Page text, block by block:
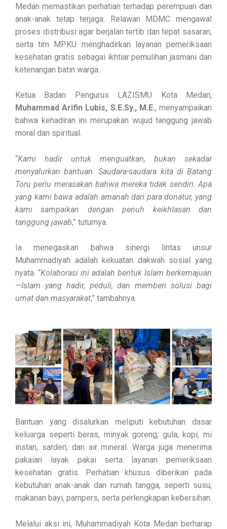
Medan memastikan perhatian terhadap perempuan dan
anak-anak tetap terjaga. Relawan MDMC mengawal
proses distribusi agar berjalan tertib dan tepat sasaran,
serta tim MPKU menghadirkan layanan pemeriksaan
kesehatan gratis sebagai ikhtiar pemulihan jasmani dan
ketenangan batin warga.
Ketua Badan Pengurus LAZISMU Kota Medan,
Muhammad Arifin Lubis, S.E.Sy., M.E., menyampaikan
bahwa kehadiran ini merupakan wujud tanggung jawab
moral dan spiritual.
“Kami hadir untuk menguatkan, bukan sekadar
menyalurkan bantuan. Saudara-saudara kita di Batang
Toru perlu merasakan bahwa mereka tidak sendiri. Apa
yang kami bawa adalah amanah dari para donatur, yang
kami sampaikan dengan penuh keikhlasan dan
tanggung jawab,” tuturnya.
Ia menegaskan bahwa sinergi lintas unsur
Muhammadiyah adalah kekuatan dakwah sosial yang
nyata. “Kolaborasi ini adalah bentuk Islam berkemajuan
—Islam yang hadir, peduli, dan memberi solusi bagi
umat dan masyarakat,” tambahnya.
Bantuan yang disalurkan meliputi kebutuhan dasar
keluarga seperti beras, minyak goreng, gula, kopi, mi
instan, sarden, dan air mineral. Warga juga menerima
pakaian layak pakai serta layanan pemeriksaan
kesehatan gratis. Perhatian khusus diberikan pada
kebutuhan anak-anak dan rumah tangga, seperti susu,
makanan bayi, pampers, serta perlengkapan kebersihan.
Melalui aksi ini, Muhammadiyah Kota Medan berharap